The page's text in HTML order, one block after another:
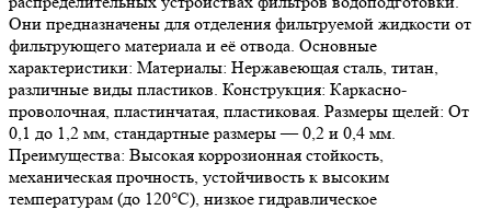
Они предназначены для отделения фильтруемой жидкости от
фильтрующего материала и её отвода. Основные
характеристики: Материалы: Нержавеющая сталь, титан,
различные виды пластиков. Конструкция: Каркасно-
проволочная, пластинчатая, пластиковая. Размеры щелей: От
0,1 до 1,2 мм, стандартные размеры — 0,2 и 0,4 мм.
Преимущества: Высокая коррозионная стойкость,
механическая прочность, устойчивость к высоким
температурам (до 120°C), низкое гидравлическое